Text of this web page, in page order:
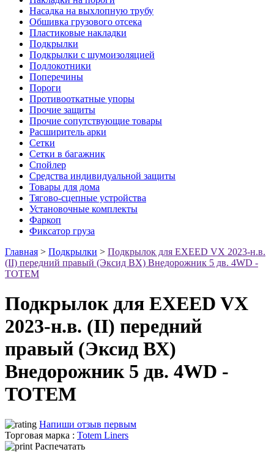
Насадка на выхлопную трубу
Обшивка грузового отсека
Пластиковые накладки
Подкрылки
Подкрылки с шумоизоляцией
Подлокотники
Поперечины
Пороги
Противооткатные упоры
Прочие защиты
Прочие сопутствующие товары
Расширитель арки
Сетки
Сетки в багажник
Спойлер
Средства индивидуальной защиты
Товары для дома
Тягово-сцепные устройства
Установочные комплекты
Фаркоп
Фиксатор груза
Главная > Подкрылки > Подкрылок для EXEED VX 2023-н.в.
(II) передний правый (Эксид ВХ) Внедорожник 5 дв. 4WD -
TOTEM
Подкрылок для EXEED VX
2023-н.в. (II) передний
правый (Эксид ВХ)
Внедорожник 5 дв. 4WD -
TOTEM
Напиши отзыв первым
Торговая марка : Totem Liners
Распечатать